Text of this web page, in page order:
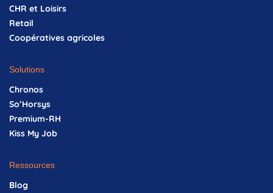
CHR et Loisirs
Retail
Coopératives agricoles
Solutions
Chronos
So’Horsys
Premium-RH
Kiss My Job
Ressources
Blog